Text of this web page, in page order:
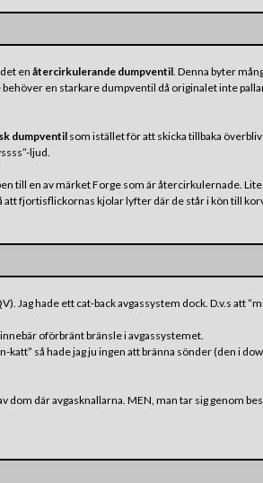
enåtercirkulerande dumpventil . Denna byter
behöver en starkare dumpventil då originalet inte
dumpventilsom istället för att skicka tillbaka
ljud.
till en av märket Forge som är återcirkulernade.
att fjortisflickornas kjolar lyfter där de står i kön till
Jag hade ett cat-back avgassystem dock. D.v.s att
oförbränt bränsle i avgassystemet.
katt” så hade jag ju ingen att bränna sönder (den i
dom där avgasknallarna. MEN, man tar sig genom